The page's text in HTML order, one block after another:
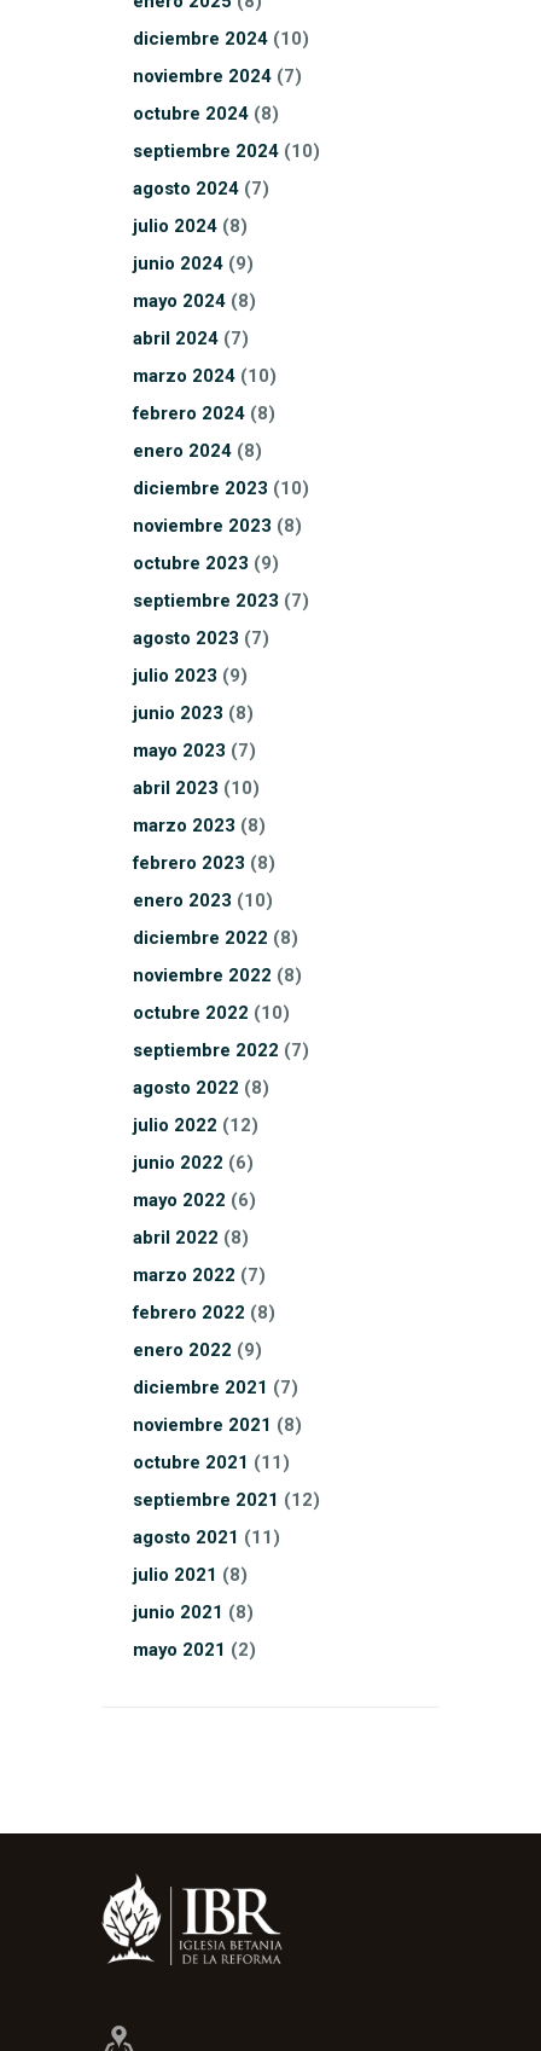
diciembre 2024 (10)
noviembre 2024 (7)
octubre 2024 (8)
septiembre 2024 (10)
agosto 2024 (7)
julio 2024 (8)
junio 2024 (9)
mayo 2024 (8)
abril 2024 (7)
marzo 2024 (10)
febrero 2024 (8)
enero 2024 (8)
diciembre 2023 (10)
noviembre 2023 (8)
octubre 2023 (9)
septiembre 2023 (7)
agosto 2023 (7)
julio 2023 (9)
junio 2023 (8)
mayo 2023 (7)
abril 2023 (10)
marzo 2023 (8)
febrero 2023 (8)
enero 2023 (10)
diciembre 2022 (8)
noviembre 2022 (8)
octubre 2022 (10)
septiembre 2022 (7)
agosto 2022 (8)
julio 2022 (12)
junio 2022 (6)
mayo 2022 (6)
abril 2022 (8)
marzo 2022 (7)
febrero 2022 (8)
enero 2022 (9)
diciembre 2021 (7)
noviembre 2021 (8)
octubre 2021 (11)
septiembre 2021 (12)
agosto 2021 (11)
julio 2021 (8)
junio 2021 (8)
mayo 2021 (2)